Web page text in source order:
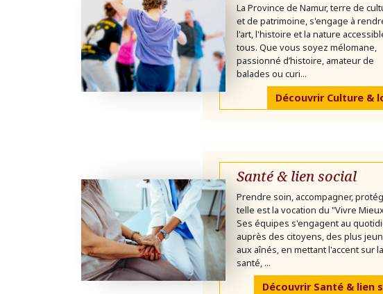
La Province de Namur, terre de
et de patrimoine, s'engage à
l'art, l'histoire et la nature
tous. Que vous soyez mélomane,
passionné d’histoire, amateur de
balades ou curi...
Découvrir Culture &
Santé & lien social
Prendre soin, accompagner,
telle est la vocation du "Vivre
Ses équipes s'engagent au
auprès des citoyens, des plus
aux aînés, en mettant l'accent sur la
santé, ...
Découvrir Santé & lien